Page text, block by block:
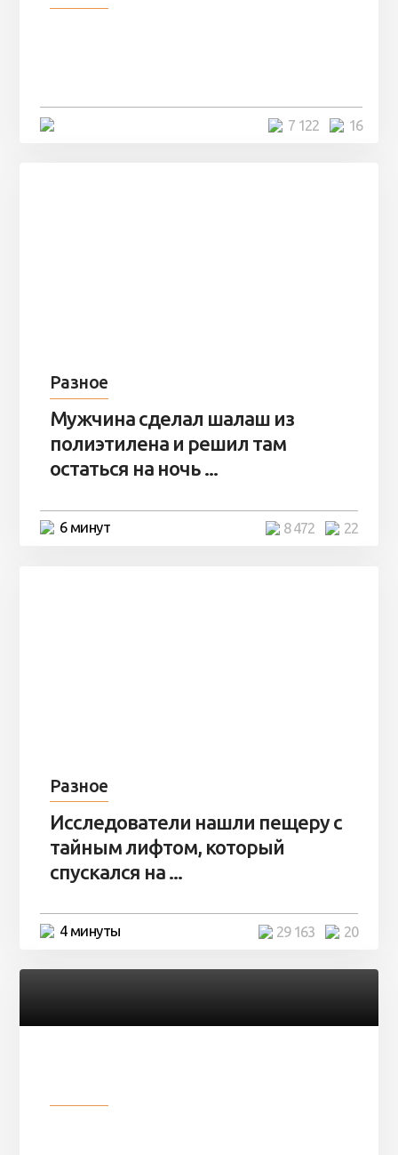
16
7 122
Разное
Мужчина сделал шалаш из
полиэтилена и решил там
остаться на ночь ...
6 минут 22
8 472
Разное
Исследователи нашли пещеру с
тайным лифтом, который
спускался на ...
4 минуты 20
29 163